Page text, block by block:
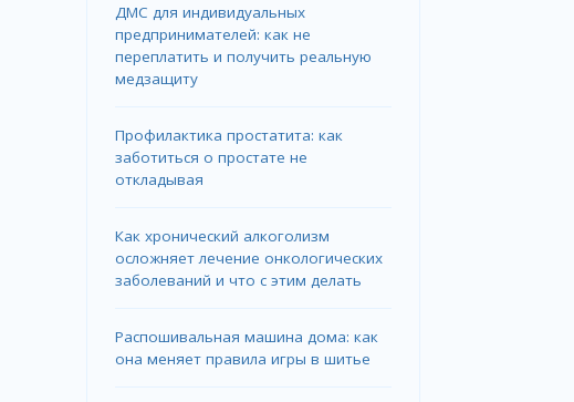
ДМС для индивидуальных
предпринимателей: как не
переплатить и получить реальную
медзащиту
Профилактика простатита: как
заботиться о простате не
откладывая
Как хронический алкоголизм
осложняет лечение онкологических
заболеваний и что с этим делать
Распошивальная машина дома: как
она меняет правила игры в шитье